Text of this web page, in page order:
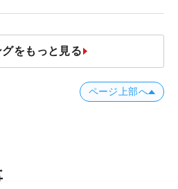
をもっと見る
ページ上部へ